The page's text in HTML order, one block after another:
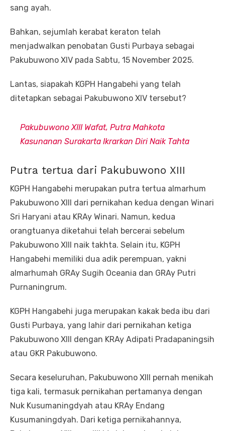
sang ayah.
Bahkan, sejumlah kerabat keraton telah
menjadwalkan penobatan Gusti Purbaya sebagai
Pakubuwono XIV pada Sabtu, 15 November 2025.
Lantas, siapakah KGPH Hangabehi yang telah
ditetapkan sebagai Pakubuwono XIV tersebut?
Pakubuwono XIII Wafat, Putra Mahkota
Kasunanan Surakarta Ikrarkan Diri Naik Tahta
Putra tertua dari Pakubuwono XIII
KGPH Hangabehi merupakan putra tertua almarhum
Pakubuwono XIII dari pernikahan kedua dengan Winari
Sri Haryani atau KRAy Winari. Namun, kedua
orangtuanya diketahui telah bercerai sebelum
Pakubuwono XIII naik takhta. Selain itu, KGPH
Hangabehi memiliki dua adik perempuan, yakni
almarhumah GRAy Sugih Oceania dan GRAy Putri
Purnaningrum.
KGPH Hangabehi juga merupakan kakak beda ibu dari
Gusti Purbaya, yang lahir dari pernikahan ketiga
Pakubuwono XIII dengan KRAy Adipati Pradapaningsih
atau GKR Pakubuwono.
Secara keseluruhan, Pakubuwono XIII pernah menikah
tiga kali, termasuk pernikahan pertamanya dengan
Nuk Kusumaningdyah atau KRAy Endang
Kusumaningdyah. Dari ketiga pernikahannya,